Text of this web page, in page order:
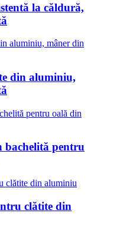
la căldură,
din aluminiu,
pentru
clătite din